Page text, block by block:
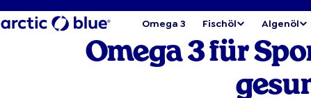
Omega 3 Fischöl Algenöl
Omega 3 für